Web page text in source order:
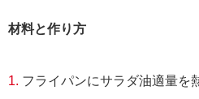
材料と作り方
1. フライパンにサラダ油適量を